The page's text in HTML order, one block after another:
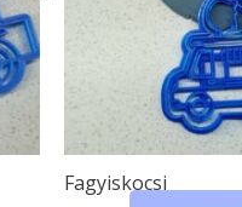
Fagyiskocsi